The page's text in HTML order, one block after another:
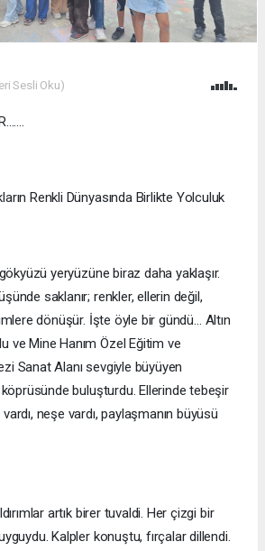
Sesli Oku)
Renkli Dünyasında Birlikte Yolculuk
yeryüzüne biraz daha yaklaşır.
saklanır; renkler, ellerin değil,
dönüşür. İşte öyle bir gündü… Altın
ve Mine Hanım Özel Eğitim ve
Sanat Alanı sevgiyle büyüyen
buluşturdu. Ellerinde tebeşir
neşe vardı, paylaşmanın büyüsü
artık birer tuvaldi. Her çizgi bir
Kalpler konuştu, fırçalar dillendi.